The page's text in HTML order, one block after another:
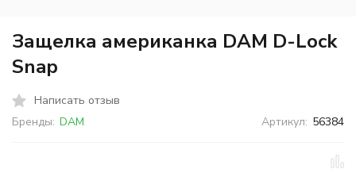
Защелка американка DAM D-Lock
Snap
Написать отзыв
Бренды: DAM Артикул: 56384